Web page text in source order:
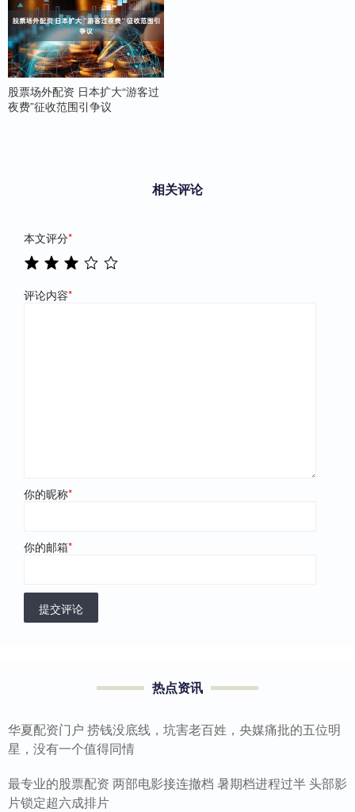
股票场外配资 日本扩大“游客过
夜费”征收范围引争议
相关评论
本文评分*
评论内容*
你的昵称*
你的邮箱*
提交评论
热点资讯
华夏配资门户 捞钱没底线，坑害老百姓，央媒痛批的五位明
星，没有一个值得同情
最专业的股票配资 两部电影接连撤档 暑期档进程过半 头部影
片锁定超六成排片